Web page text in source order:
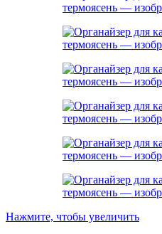
Нажмите, чтобы увеличить